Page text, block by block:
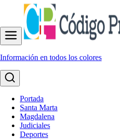
Información en todos los colores
Portada
Santa Marta
Magdalena
Judiciales
Deportes